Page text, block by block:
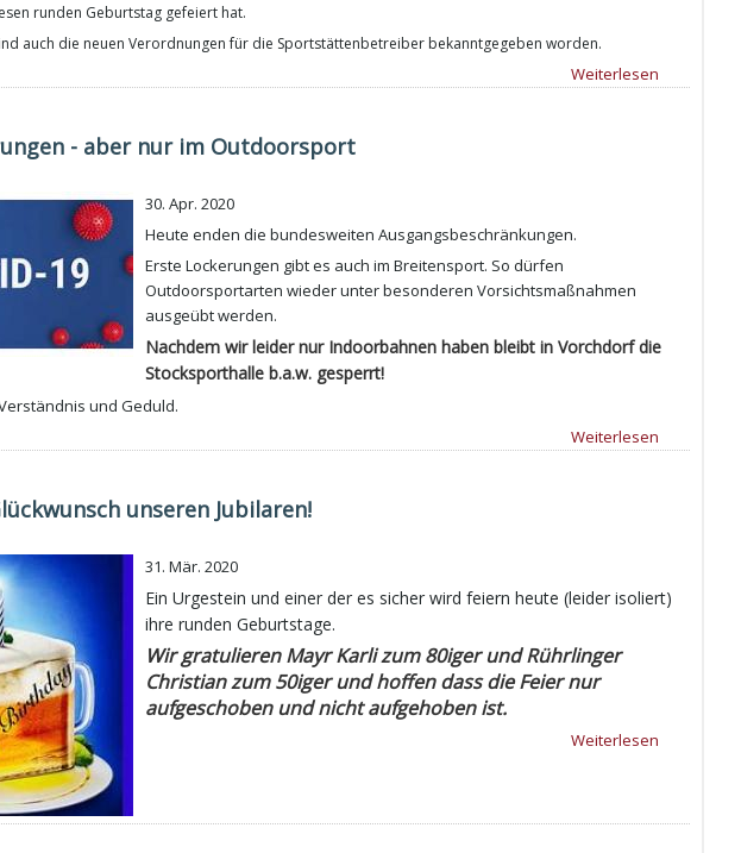
runden Geburtstag gefeiert hat.
auch die neuen Verordnungen für die Sportstättenbetreiber bekanntgegeben worden.
Weiterlesen
- aber nur im Outdoorsport
30. Apr. 2020
Heute enden die bundesweiten Ausgangsbeschränkungen.
Erste Lockerungen gibt es auch im Breitensport. So dürfen
Outdoorsportarten wieder unter besonderen Vorsichtsmaßnahmen
ausgeübt werden.
Nachdem wir leider nur Indoorbahnen haben bleibt in Vorchdorf die
Stocksporthalle b.a.w. gesperrt!
und Geduld.
Weiterlesen
unseren Jubilaren!
31. Mär. 2020
Ein Urgestein und einer der es sicher wird feiern heute (leider isoliert)
ihre runden Geburtstage.
Wir gratulieren Mayr Karli zum 80iger und Rührlinger
Christian zum 50iger und hoffen dass die Feier nur
aufgeschoben und nicht aufgehoben ist.
Weiterlesen